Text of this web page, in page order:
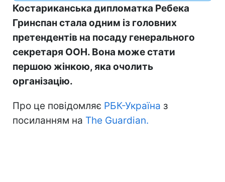
Костариканська дипломатка Ребека
Гринспан стала одним із головних
претендентів на посаду генерального
секретаря ООН. Вона може стати
першою жінкою, яка очолить
організацію.
Про це повідомляє РБК-Україна з
посиланням на The Guardian.